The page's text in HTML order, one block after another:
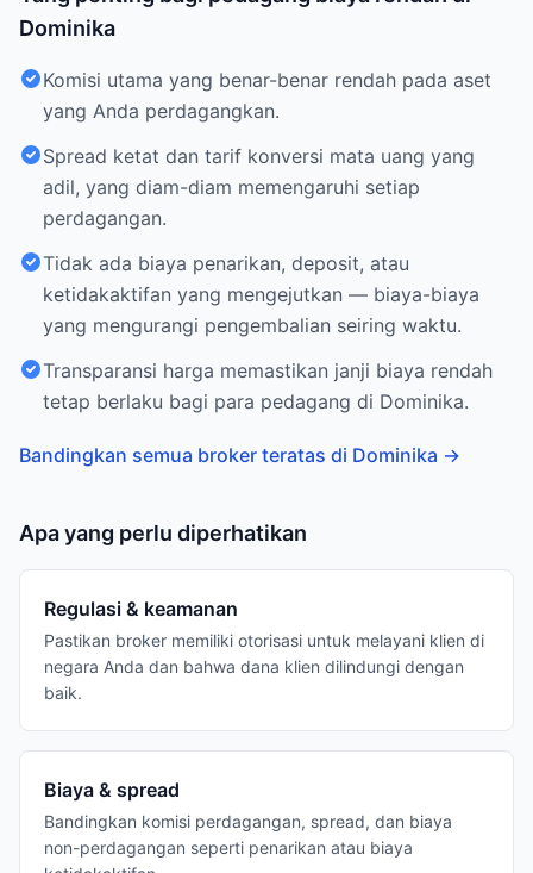
Dominika
Komisi utama yang benar-benar rendah pada aset
yang Anda perdagangkan.
Spread ketat dan tarif konversi mata uang yang
adil, yang diam-diam memengaruhi setiap
perdagangan.
Tidak ada biaya penarikan, deposit, atau
ketidakaktifan yang mengejutkan — biaya-biaya
yang mengurangi pengembalian seiring waktu.
Transparansi harga memastikan janji biaya rendah
tetap berlaku bagi para pedagang di Dominika.
Bandingkan semua broker teratas di Dominika →
Apa yang perlu diperhatikan
Regulasi & keamanan
Pastikan broker memiliki otorisasi untuk melayani klien di
negara Anda dan bahwa dana klien dilindungi dengan
baik.
Biaya & spread
Bandingkan komisi perdagangan, spread, dan biaya
non-perdagangan seperti penarikan atau biaya